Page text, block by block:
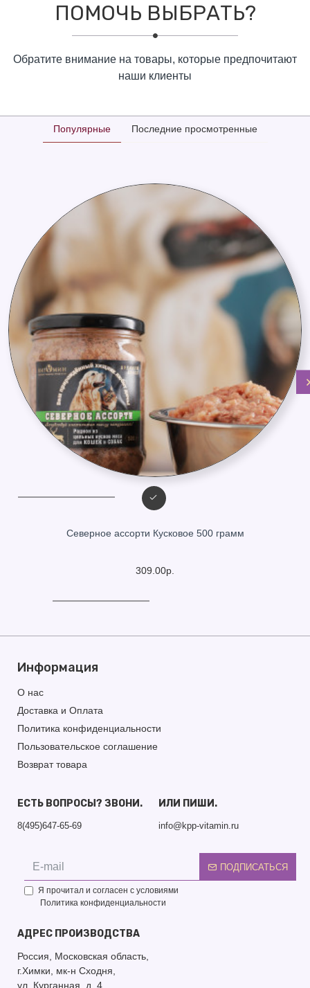
ПОМОЧЬ ВЫБРАТЬ?
Обратите внимание на товары, которые предпочитают
наши клиенты
Популярные Последние просмотренные
Северное ассорти Кусковое 500 грамм
309.00р.
Информация
О нас
Доставка и Оплата
Политика конфиденциальности
Пользовательское соглашение
Возврат товара
ЕСТЬ ВОПРОСЫ? ЗВОНИ.
8(495)647-65-69
ИЛИ ПИШИ.
info@kpp-vitamin.ru
ПОДПИСАТЬСЯ
Я прочитал и согласен с условиями
Политика конфиденциальности
АДРЕС ПРОИЗВОДСТВА
Россия, Московская область,
г.Химки, мк-н Сходня,
ул. Курганная, д. 4